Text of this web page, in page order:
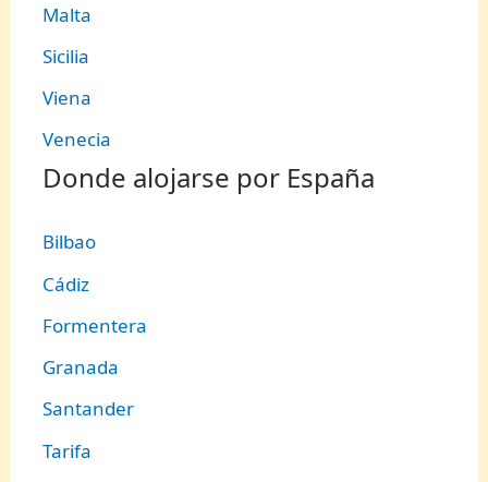
Malta
Sicilia
Viena
Venecia
Donde alojarse por España
Bilbao
Cádiz
Formentera
Granada
Santander
Tarifa